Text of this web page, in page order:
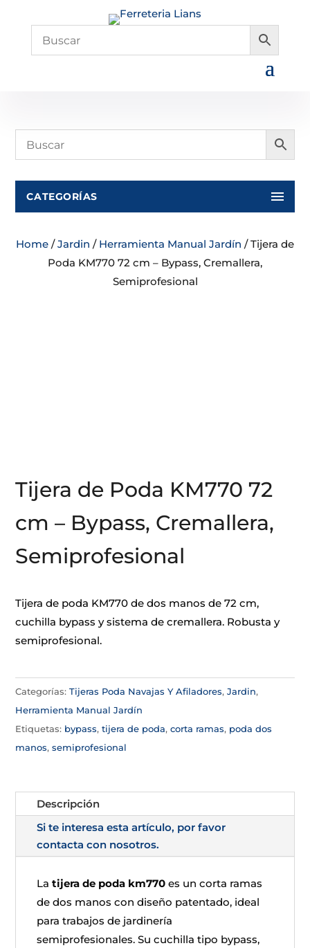
CATEGORÍAS
Home /Jardin / Herramienta Manual Jardín / Tijera de
Poda KM770 72 cm – Bypass, Cremallera,
Semiprofesional
Tijera de Poda KM770 72
cm – Bypass, Cremallera,
Semiprofesional
Tijera de poda KM770 de dos manos de 72 cm,
cuchilla bypass y sistema de cremallera. Robusta y
semiprofesional.
Categorías:Tijeras Poda Navajas Y Afiladores,Jardin,
Herramienta Manual Jardín
Etiquetas: bypass,tijera de poda,corta ramas, poda dos
manos,semiprofesional
Descripción
Si te interesa esta artículo, por favor
contacta con nosotros.
Latijera de poda km770 es un corta ramas
de dos manos con diseño patentado, ideal
para trabajos de jardinería
semiprofesionales. Su cuchilla tipo bypass,